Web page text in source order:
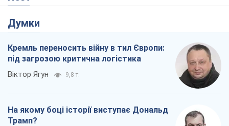
Думки
Кремль переносить війну в тил Європи:
під загрозою критична логістика
Віктор Ягун 9,8 т.
На якому боці історії виступає Дональд
Трамп?